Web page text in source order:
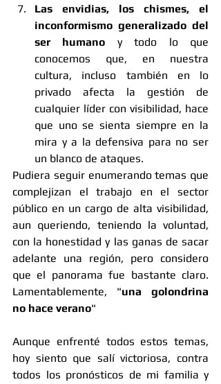
Las envidias, los chismes, el
inconformismo generalizado del
ser humano y todo lo que
conocemos que, en nuestra
cultura, incluso también en lo
privado afecta la gestión de
cualquier líder con visibilidad, hace
que uno se sienta siempre en la
mira y a la defensiva para no ser
un blanco de ataques.
Pudiera seguir enumerando temas que
complejizan el trabajo en el sector
público en un cargo de alta visibilidad,
aun queriendo, teniendo la voluntad,
con la honestidad y las ganas de sacar
adelante una región, pero considero
que el panorama fue bastante claro.
Lamentablemente, "una golondrina
no hace verano"
Aunque enfrenté todos estos temas,
hoy siento que salí victoriosa, contra
todos los pronósticos de mi familia y